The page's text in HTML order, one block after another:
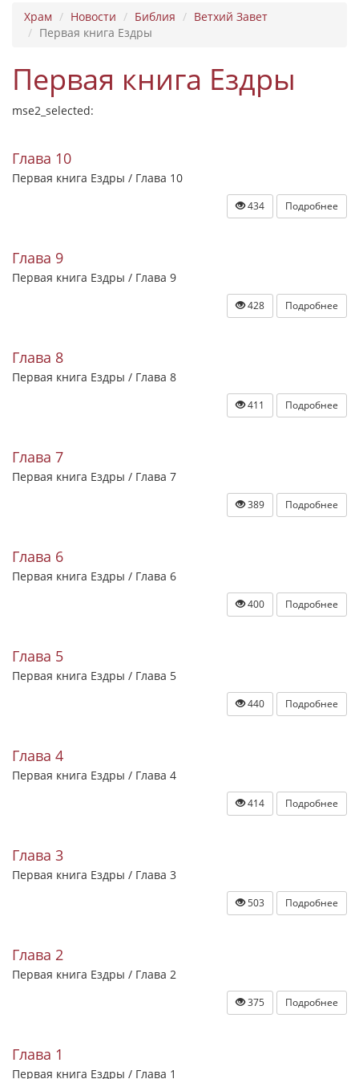
Храм Новости Библия
Ветхий Завет
Первая книга Ездры
Первая книга Ездры
mse2_selected:
Глава 10
Первая книга Ездры / Глава 10
434 Подробнее
Глава 9
Первая книга Ездры / Глава 9
428 Подробнее
Глава 8
Первая книга Ездры / Глава 8
411 Подробнее
Глава 7
Первая книга Ездры / Глава 7
389 Подробнее
Глава 6
Первая книга Ездры / Глава 6
400 Подробнее
Глава 5
Первая книга Ездры / Глава 5
440 Подробнее
Глава 4
Первая книга Ездры / Глава 4
414 Подробнее
Глава 3
Первая книга Ездры / Глава 3
503 Подробнее
Глава 2
Первая книга Ездры / Глава 2
375 Подробнее
Глава 1
Первая книга Ездры / Глава 1